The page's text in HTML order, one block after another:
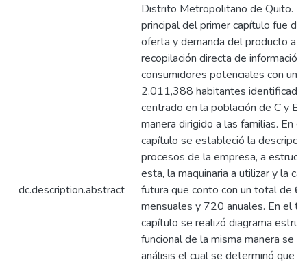
dc.description.abstract
Distrito Metropolitano de Quito.
principal del primer capítulo fue
oferta y demanda del producto a
recopilación directa de
consumidores potenciales con un
2.011,388 habitantes
centrado en la población de C y
manera dirigido a las familias. En
capítulo se estableció la
procesos de la empresa, a
esta, la maquinaria a utilizar y la
futura que conto con un total de
mensuales y 720 anuales. En el
capítulo se realizó diagrama
funcional de la misma manera se
análisis el cual se determinó que